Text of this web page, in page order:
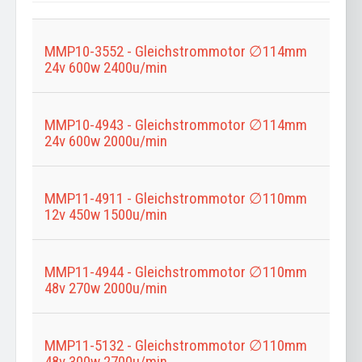
MMP10-3552 - Gleichstrommotor ∅114mm
24v 600w 2400u/min
MMP10-4943 - Gleichstrommotor ∅114mm
24v 600w 2000u/min
MMP11-4911 - Gleichstrommotor ∅110mm
12v 450w 1500u/min
MMP11-4944 - Gleichstrommotor ∅110mm
48v 270w 2000u/min
MMP11-5132 - Gleichstrommotor ∅110mm